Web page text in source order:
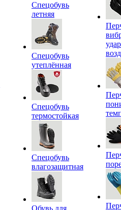
Спецобувь
летняя
Спецобувь
утеплённая
Спецобувь
термостойкая
Спецобувь
влагозащитная
Обувь для